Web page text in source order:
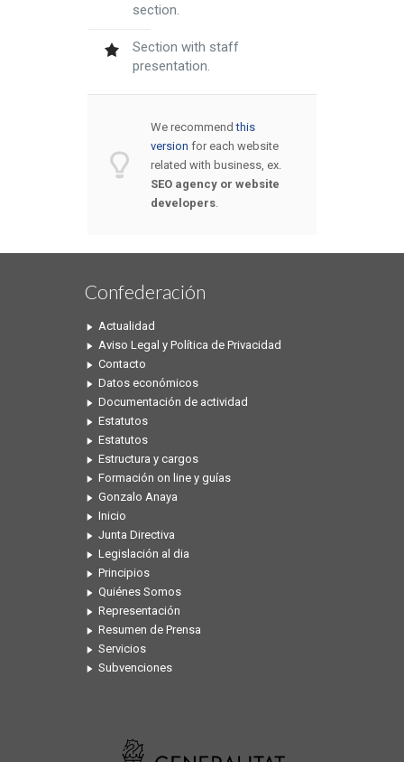
section.
Section with staff
presentation.
We recommendthis
version for each website
related with business, ex.
SEO agency or website
developers.
Confederación
Actualidad
Aviso Legal y Política de Privacidad
Contacto
Datos económicos
Documentación de actividad
Estatutos
Estatutos
Estructura y cargos
Formación on line y guías
Gonzalo Anaya
Inicio
Junta Directiva
Legislación al dia
Principios
Quiénes Somos
Representación
Resumen de Prensa
Servicios
Subvenciones